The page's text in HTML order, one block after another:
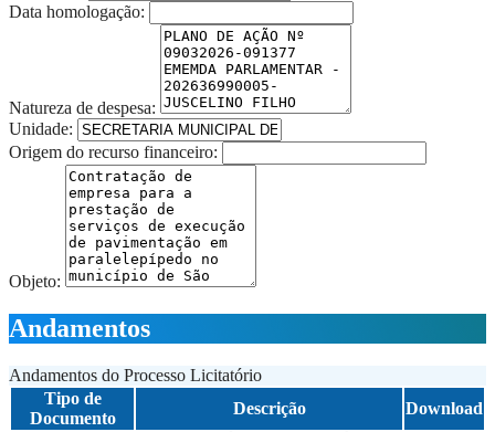
Data homologação:
Natureza de despesa:
Unidade:
Origem do recurso financeiro:
Objeto:
Andamentos
Andamentos do Processo Licitatório
Tipo de
Documento
Descrição
Download